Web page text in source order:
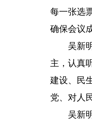
每一张选
确保会议
吴新
主，认真
建设、民
党、对人
吴新